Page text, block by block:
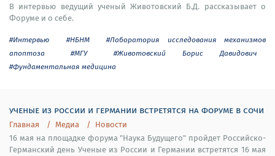
В интервью ведущий ученый Животовский Б.Д. рассказывает о
Форуме и о себе.
#Интервью #НБНМ
#Лаборатория исследования механизмов
апоптоза
#МГУ
#Животовский Борис Давидович
#Фундаментальная медицина
ученые из россии и германии встретятся на форуме в сочи
Главная Медиа
Новости
16 мая на площадке форума "Наука Будущего" пройдет Российско-
Германский день Ученые из России и Германии встретятся 16 мая